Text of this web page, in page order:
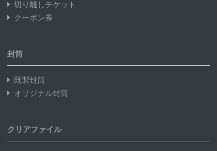
切り離しチケット
クーポン券
封筒
既製封筒
オリジナル封筒
クリアファイル